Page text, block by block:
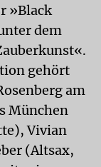
»Black
dem
gehört
am
München
Vivian
(Altsax,